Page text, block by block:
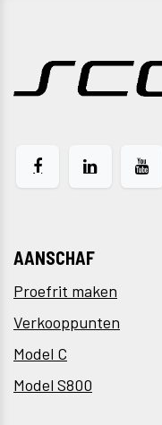
AANSCHAF
Proefrit maken
Verkooppunten
Model C
Model S800